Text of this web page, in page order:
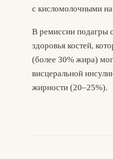
с кисломолочными
В ремиссии подагры
здоровья костей,
(более 30% жира)
висцеральной
жирности (20–25%).